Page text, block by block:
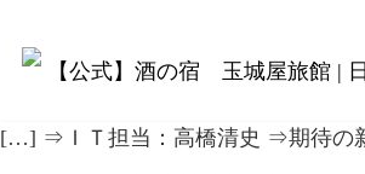
【公式】酒の宿 玉城屋旅館 |
[…] ⇒ＩＴ担当：高橋清史 ⇒期待の